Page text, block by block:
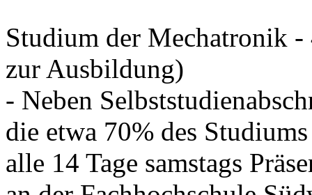
Studium der Mechatronik -
zur Ausbildung)
- Neben
die etwa 70% des
alle 14 Tage samstags